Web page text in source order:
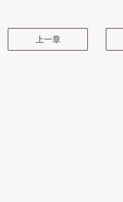
上一章